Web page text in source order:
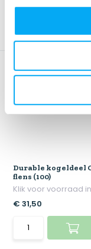
Durable kogeldeel
flens (100)
Klik voor voorraad
€ 31,50